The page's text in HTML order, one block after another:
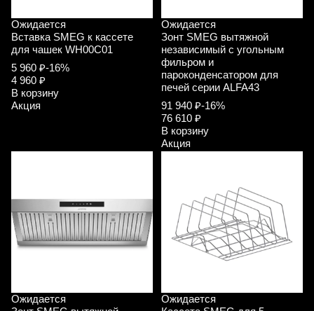
Ожидается
Вставка SMEG к кассете
для чашек WH00C01
5 960 ₽-16%
4 960 ₽
В корзину
Акция
Ожидается
Зонт SMEG вытяжной
независимый с угольным
фильром и
пароконденсатором для
печей серии ALFA43
91 940 ₽-16%
76 610 ₽
В корзину
Акция
Ожидается
Ожидается